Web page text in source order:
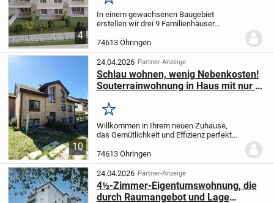
4
In einem gewachsenen Baugebiet
erstellen wir drei 9 Familienhäuser
Gebäude werden in zwei Bauabschnitten
erstellt. Barierrefreie Zugänge und ein
Aufzug von der...
74613 Öhringen
10
24.04.2026 Partner-Anzeige
Schlau wohnen, wenig Nebenkosten!
Souterrainwohnung in Haus mit nur 5
Merken
Willkommen in Ihrem neuen Zuhause,
das Gemütlichkeit und Effizienz perfekt
Wohnung besticht durch ihren
durchdachten Grundriss und ein
Wohngefühl der...
74613 Öhringen
24.04.2026 Partner-Anzeige
4½-Zimmer-Eigentumswohnung, die
durch Raumangebot und Lage